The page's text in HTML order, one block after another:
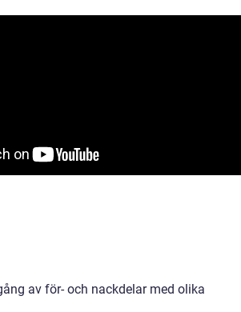
av för- och nackdelar med olika